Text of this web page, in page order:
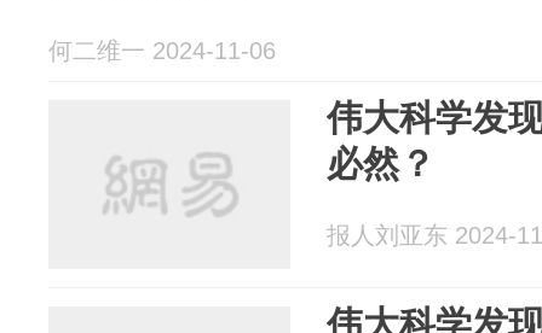
何二维一 2024-11-06
伟大科学发
必然？
报人刘亚东 2024-
伟大科学发